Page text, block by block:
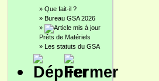
» Que fait-il ?
» Bureau GSA 2026
»
Prêts de Matériels
» Les statuts du GSA